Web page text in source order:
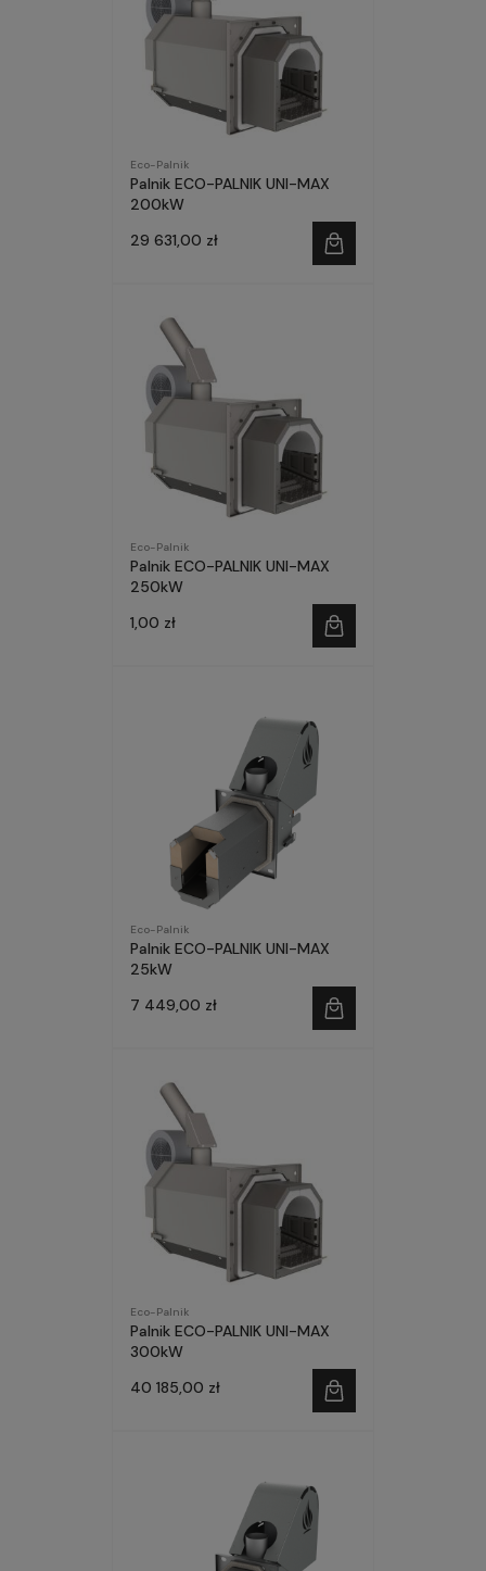
Eco-Palnik
Palnik ECO-PALNIK UNI-MAX
200kW
29 631,00 zł
Eco-Palnik
Palnik ECO-PALNIK UNI-MAX
250kW
1,00 zł
Eco-Palnik
Palnik ECO-PALNIK UNI-MAX
25kW
7 449,00 zł
Eco-Palnik
Palnik ECO-PALNIK UNI-MAX
300kW
40 185,00 zł